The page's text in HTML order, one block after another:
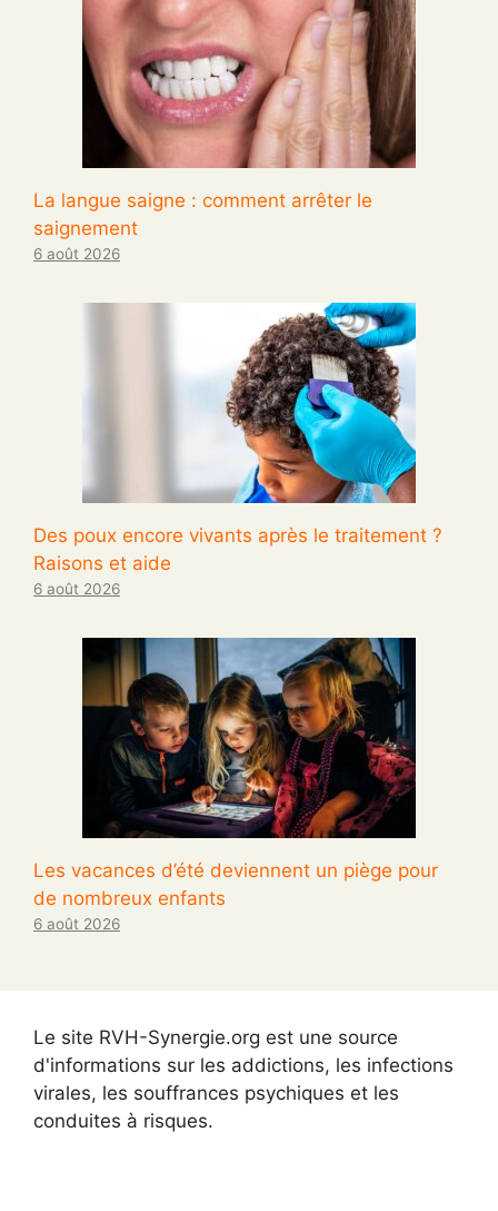
La langue saigne : comment arrêter le
saignement
6 août 2026
Des poux encore vivants après le traitement ?
Raisons et aide
6 août 2026
Les vacances d’été deviennent un piège pour
de nombreux enfants
6 août 2026
Le site RVH-Synergie.org est une source
d'informations sur les addictions, les infections
virales, les souffrances psychiques et les
conduites à risques.